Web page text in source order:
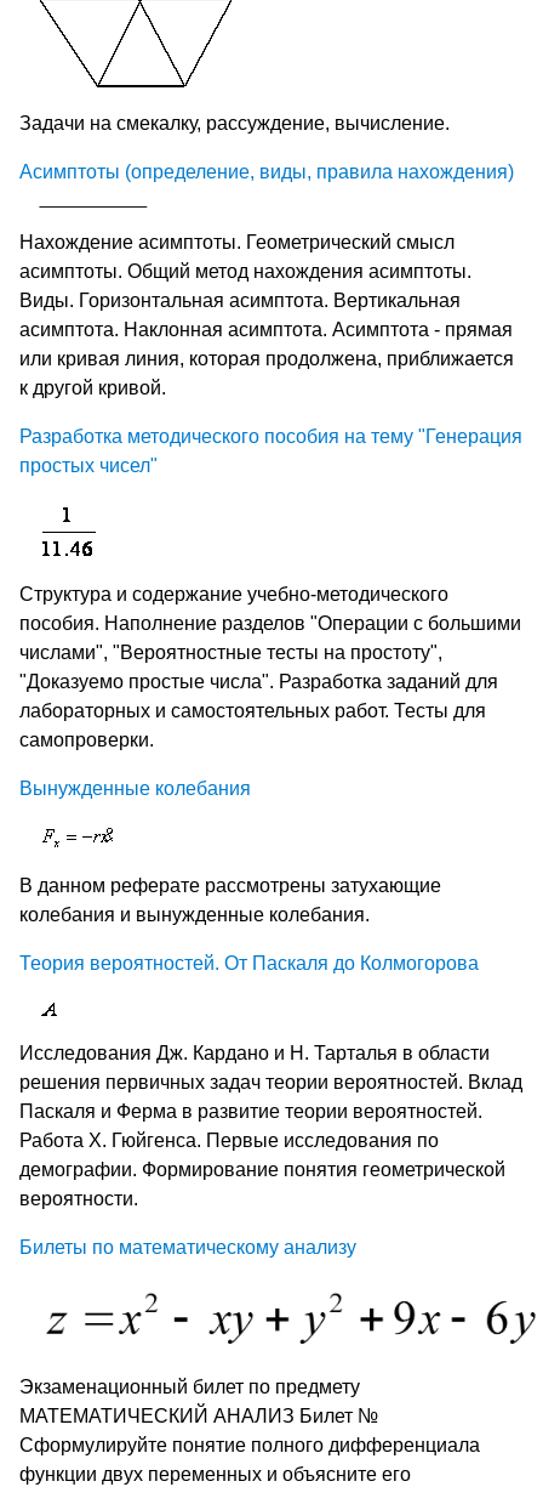
Задачи на смекалку, рассуждение, вычисление.
Асимптоты (определение, виды, правила нахождения)
Нахождение асимптоты. Геометрический смысл
асимптоты. Общий метод нахождения асимптоты.
Виды. Горизонтальная асимптота. Вертикальная
асимптота. Наклонная асимптота. Асимптота - прямая
или кривая линия, которая продолжена, приближается
к другой кривой.
Разработка методического пособия на тему "Генерация
простых чисел"
Структура и содержание учебно-методического
пособия. Наполнение разделов "Операции с большими
числами", "Вероятностные тесты на простоту",
"Доказуемо простые числа". Разработка заданий для
лабораторных и самостоятельных работ. Тесты для
самопроверки.
Вынужденные колебания
В данном реферате рассмотрены затухающие
колебания и вынужденные колебания.
Теория вероятностей. От Паскаля до Колмогорова
Исследования Дж. Кардано и Н. Тарталья в области
решения первичных задач теории вероятностей. Вклад
Паскаля и Ферма в развитие теории вероятностей.
Работа Х. Гюйгенса. Первые исследования по
демографии. Формирование понятия геометрической
вероятности.
Билеты по математическому анализу
Экзаменационный билет по предмету
МАТЕМАТИЧЕСКИЙ АНАЛИЗ Билет №
Сформулируйте понятие полного дифференциала
функции двух переменных и объясните его